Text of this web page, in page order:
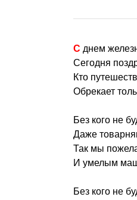
С днем
Сегодня
Кто
Обрекает
Без кого не
Даже
Так мы
И умелым
Без кого не